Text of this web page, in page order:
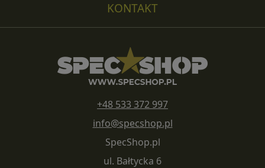
KONTAKT
+48 533 372 997
info@specshop.pl
SpecShop.pl
ul. Bałtycka 6